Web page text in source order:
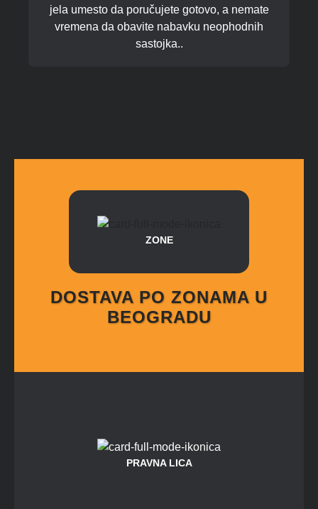
jela umesto da poručujete gotovo, a nemate
vremena da obavite nabavku neophodnih
sastojka..
ZONE
DOSTAVA PO ZONAMA U
BEOGRADU
PRAVNA LICA